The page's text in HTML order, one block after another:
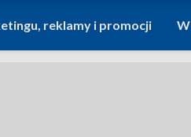
reklamy i promocji